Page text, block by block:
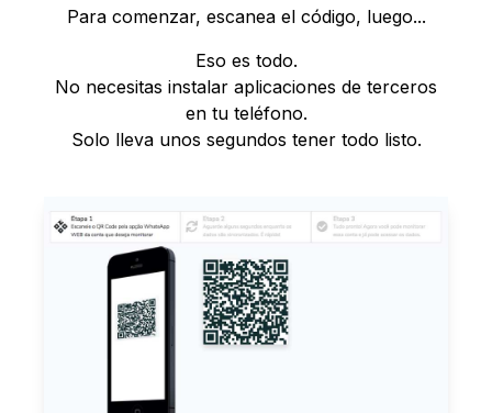
Para comenzar, escanea el código, luego...
Eso es todo.
No necesitas instalar aplicaciones de terceros
en tu teléfono.
Solo lleva unos segundos tener todo listo.